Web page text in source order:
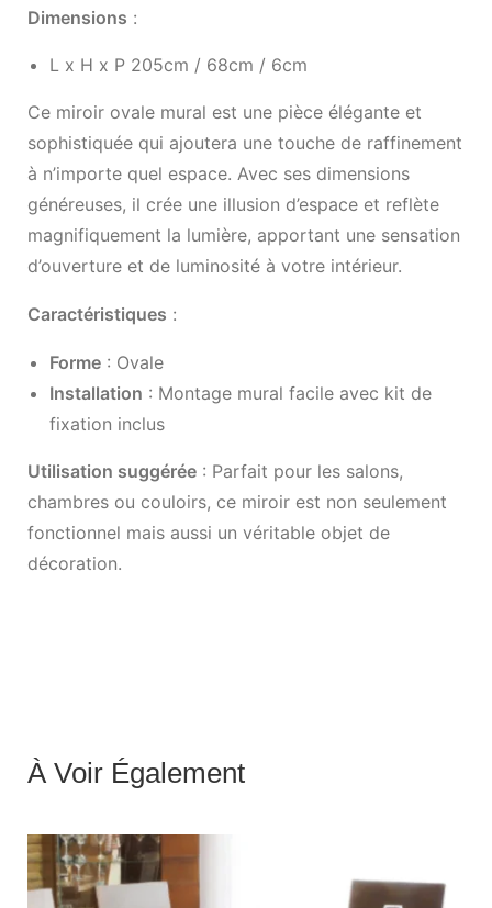
Dimensions :
L x H x P 205cm / 68cm / 6cm
Ce miroir ovale mural est une pièce élégante et
sophistiquée qui ajoutera une touche de raffinement
à n’importe quel espace. Avec ses dimensions
généreuses, il crée une illusion d’espace et reflète
magnifiquement la lumière, apportant une sensation
d’ouverture et de luminosité à votre intérieur.
Caractéristiques :
Forme : Ovale
Installation : Montage mural facile avec kit de
fixation inclus
Utilisation suggérée : Parfait pour les salons,
chambres ou couloirs, ce miroir est non seulement
fonctionnel mais aussi un véritable objet de
décoration.
À Voir Également